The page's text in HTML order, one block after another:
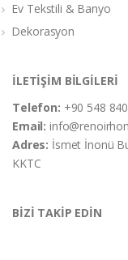
Ev Tekstili & Banyo
Dekorasyon
İLETİŞİM BİLGİLERİ
Telefon: +90 548
Email:
Adres: İsmet İnonü
KKTC
BİZİ TAKİP EDİN